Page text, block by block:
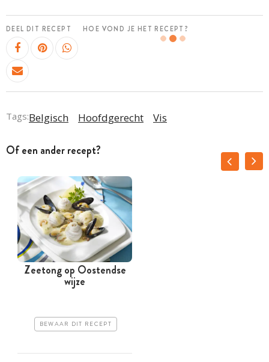
DEEL DIT RECEPT HOE VOND JE HET RECEPT?
Tags:Belgisch Hoofdgerecht Vis
Of een ander recept?
Zeetong op Oostendse
wijze
BEWAAR DIT RECEPT